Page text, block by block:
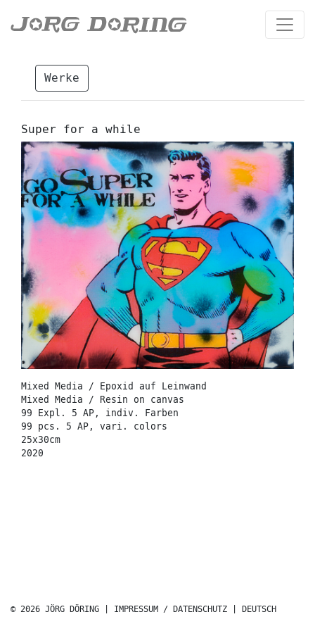
Werke
Super for a while
Mixed Media / Epoxid auf Leinwand
Mixed Media / Resin on canvas
99 Expl. 5 AP, indiv. Farben
99 pcs. 5 AP, vari. colors
25x30cm
2020
© 2026 JÖRG DÖRING | IMPRESSUM / DATENSCHUTZ DEUTSCH